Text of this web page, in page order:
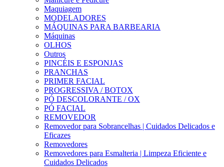
Maquiagem
MODELADORES
MÁQUINAS PARA BARBEARIA
Máquinas
OLHOS
Outros
PINCÉIS E ESPONJAS
PRANCHAS
PRIMER FACIAL
PROGRESSIVA / BOTOX
PÓ DESCOLORANTE / OX
PÓ FACIAL
REMOVEDOR
Removedor para Sobrancelhas | Cuidados Delicados e
Eficazes
Removedores
Removedores para Esmalteria | Limpeza Eficiente e
Cuidados Delicados